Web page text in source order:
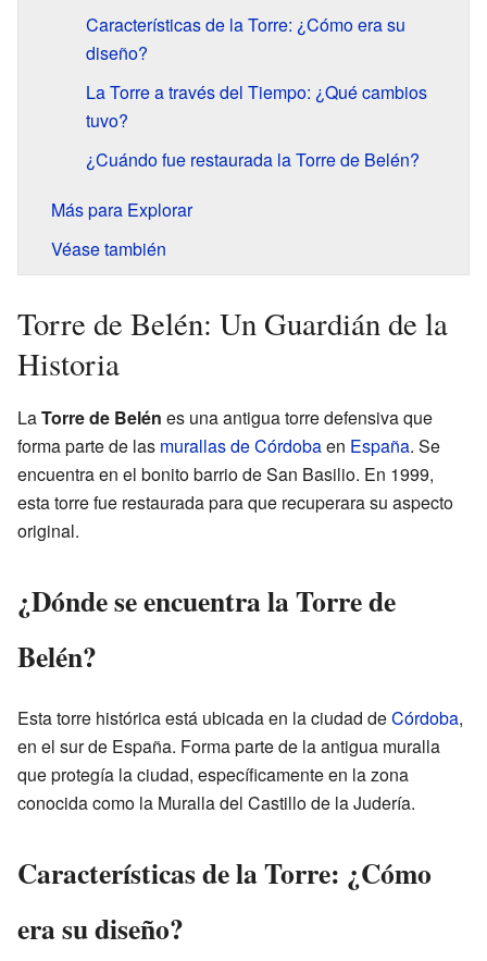
Características de la Torre: ¿Cómo era su
diseño?
La Torre a través del Tiempo: ¿Qué cambios
tuvo?
¿Cuándo fue restaurada la Torre de Belén?
Más para Explorar
Véase también
Torre de Belén: Un Guardián de la
Historia
LaTorre de Belén es una antigua torre defensiva que
forma parte de las murallas de Córdobaen España. Se
encuentra en el bonito barrio de San Basilio. En 1999,
esta torre fue restaurada para que recuperara su aspecto
original.
¿Dónde se encuentra la Torre de
Belén?
Esta torre histórica está ubicada en la ciudad deCórdoba,
en el sur de España. Forma parte de la antigua muralla
que protegía la ciudad, específicamente en la zona
conocida como la Muralla del Castillo de la Judería.
Características de la Torre: ¿Cómo
era su diseño?